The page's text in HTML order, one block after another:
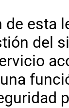
de esta
del